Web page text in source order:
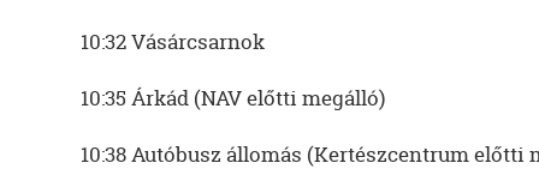
10:32 Vásárcsarnok
10:35 Árkád (NAV előtti megálló)
10:38 Autóbusz állomás (Kertészcentrum előtti